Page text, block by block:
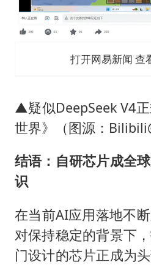
打开网易新闻 查
▲疑似DeepSeek V4
世界》（图源：
结语：自研芯片成全
识
在当前AI应用落地不
对保持稳定的背景下
门设计的芯片正成为